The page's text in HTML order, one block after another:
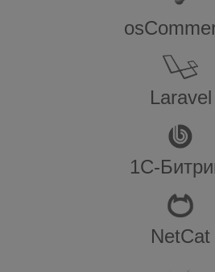
Laravel
1С-
NetCat